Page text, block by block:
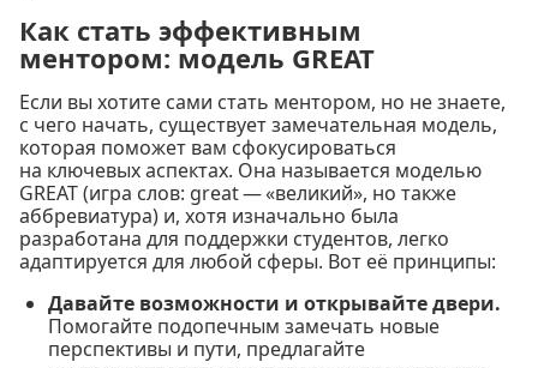
Как стать эффективным
ментором: модель GREAT
Если вы хотите сами стать ментором, но не знаете,
с чего начать, существует замечательная модель,
которая поможет вам сфокусироваться
на ключевых аспектах. Она называется моделью
GREAT (игра слов: great — «великий», но также
аббревиатура) и, хотя изначально была
разработана для поддержки студентов, легко
адаптируется для любой сферы. Вот её принципы:
Давайте возможности и открывайте двери.
Помогайте подопечным замечать новые
перспективы и пути, предлагайте